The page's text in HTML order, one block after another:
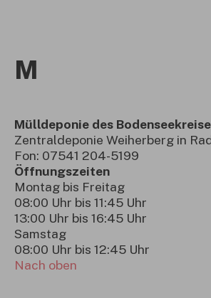
M
Mülldeponie des
Zentraldeponie Weiherberg in
Fon: 07541 204-5199
Öffnungszeiten
Montag bis Freitag
08:00 Uhr bis 11:45 Uhr
13:00 Uhr bis 16:45 Uhr
Samstag
08:00 Uhr bis 12:45 Uhr
Nach oben